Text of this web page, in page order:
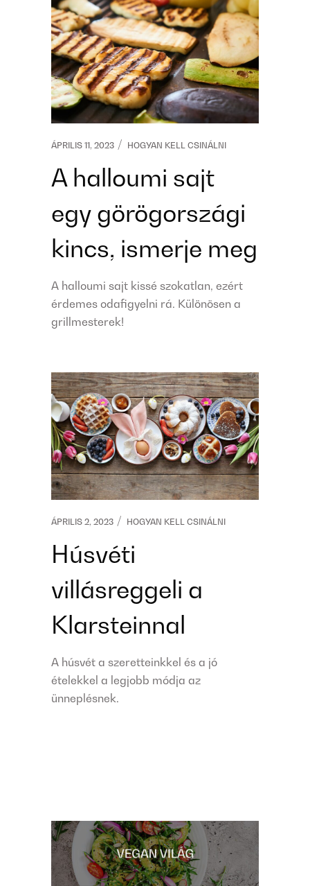
ÁPRILIS 11, 2023 HOGYAN KELL CSINÁLNI
A halloumi sajt
egy görögországi
kincs, ismerje meg
A halloumi sajt kissé szokatlan, ezért
érdemes odafigyelni rá. Különösen a
grillmesterek!
ÁPRILIS 2, 2023 HOGYAN KELL CSINÁLNI
Húsvéti
villásreggeli a
Klarsteinnal
A húsvét a szeretteinkkel és a jó
ételekkel a legjobb módja az
ünneplésnek.